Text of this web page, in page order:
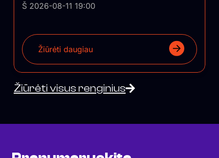
Š 2026-08-11 19:00
Žiūrėti daugiau
Žiūrėti visus renginius